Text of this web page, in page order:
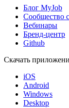
Блог MyJob
Сообщество
Вебинары
Бренд-центр
Github
Скачать
iOS
Android
Windows
Desktop